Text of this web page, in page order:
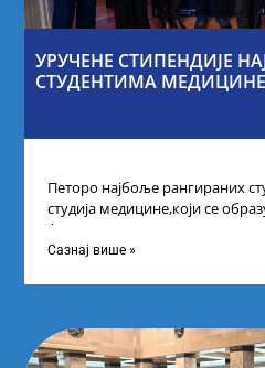
УРУЧЕНЕ СТИПЕНДИЈЕ
СТУДЕНТИМА
Петоро најбоље рангираних
студија медицине,који се
факултетима у иностранству,
додатнестипендије од по 10.000
Сазнај више »